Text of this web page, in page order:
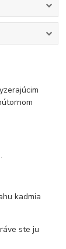
kadmia
ste ju